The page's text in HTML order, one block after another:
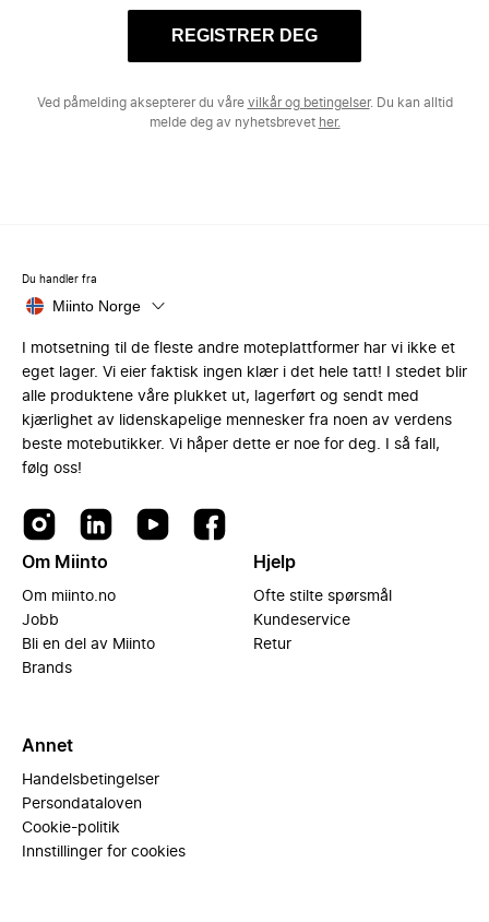
REGISTRER DEG
Ved påmelding aksepterer du våre vilkår og betingelser. Du kan alltid
melde deg av nyhetsbrevet her.
Du handler fra
Miinto Norge
I motsetning til de fleste andre moteplattformer har vi ikke et
eget lager. Vi eier faktisk ingen klær i det hele tatt! I stedet blir
alle produktene våre plukket ut, lagerført og sendt med
kjærlighet av lidenskapelige mennesker fra noen av verdens
beste motebutikker. Vi håper dette er noe for deg. I så fall,
følg oss!
Om Miinto
Om miinto.no
Jobb
Bli en del av Miinto
Brands
Hjelp
Ofte stilte spørsmål
Kundeservice
Retur
Annet
Handelsbetingelser
Persondataloven
Cookie-politik
Innstillinger for cookies